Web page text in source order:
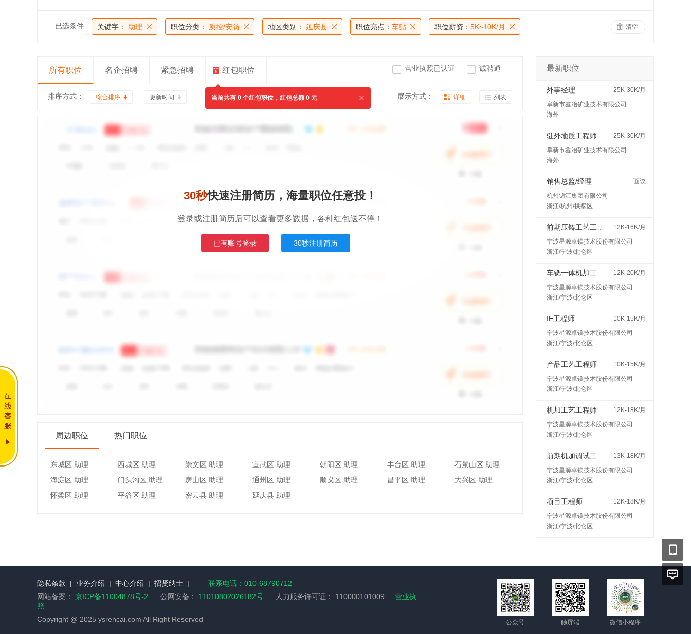
已选条件 关键字： 助理 职位分类： 质控/安防 地区类别： 延庆县 职位亮点： 车贴 职位薪资： 5K~10K/月 清空
所有职位 名企招聘 紧急招聘 红包职位
当前共有 0 个红包职位，红包总额 0 元
营业执照已认证 诚聘通
排序方式： 综合排序 更新时间 展示方式： 详细 列表
30秒快速注册简历，海量职位任意投！
登录或注册简历后可以查看更多数据，各种红包送不停！
已有账号登录 30秒注册简历
周边职位 热门职位
东城区 助理 西城区 助理 崇文区 助理 宣武区 助理 朝阳区 助理 丰台区 助理
石景山区 助理
海淀区 助理
门头沟区 助理 房山区 助理 通州区 助理 顺义区 助理 昌平区 助理
大兴区 助理
怀柔区 助理
平谷区 助理 密云县 助理 延庆县 助理
最新职位
外事经理
25K-30K/月
阜新市鑫冶矿业技术有限公司
海外
驻外地质工程师
25K-30K/月
阜新市鑫冶矿业技术有限公司
海外
销售总监/经理
面议
杭州锦江集团有限公司
浙江/杭州/拱墅区
12K-16K/月
宁波星源卓镁技术股份有限公司
浙江/宁波/北仑区
12K-20K/月
宁波星源卓镁技术股份有限公司
浙江/宁波/北仑区
IE工程师
10K-15K/月
宁波星源卓镁技术股份有限公司
浙江/宁波/北仑区
产品工艺工程师
10K-15K/月
宁波星源卓镁技术股份有限公司
浙江/宁波/北仑区
机加工艺工程师
12K-18K/月
宁波星源卓镁技术股份有限公司
浙江/宁波/北仑区
13K-18K/月
宁波星源卓镁技术股份有限公司
浙江/宁波/北仑区
项目工程师
12K-18K/月
宁波星源卓镁技术股份有限公司
浙江/宁波/北仑区
隐私条款 | 业务介绍 | 中心介绍 | 招贤纳士 |
联系电话：010-68790712
网站备案： 京ICP备11004878号-2 公网安备： 11010802026182号 人力服务许可证： 110000101009
营业执
照
Copyright @ 2025 ysrencai.com All Right Reserved
公众号 触屏端 微信小程序